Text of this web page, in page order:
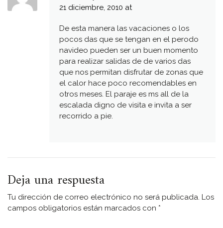
21 diciembre, 2010 at
De esta manera las vacaciones o los
pocos das que se tengan en el perodo
navideo pueden ser un buen momento
para realizar salidas de de varios das
que nos permitan disfrutar de zonas que
el calor hace poco recomendables en
otros meses. El paraje es ms all de la
escalada digno de visita e invita a ser
recorrido a pie.
Deja una respuesta
Tu dirección de correo electrónico no será publicada. Los
campos obligatorios están marcados con *